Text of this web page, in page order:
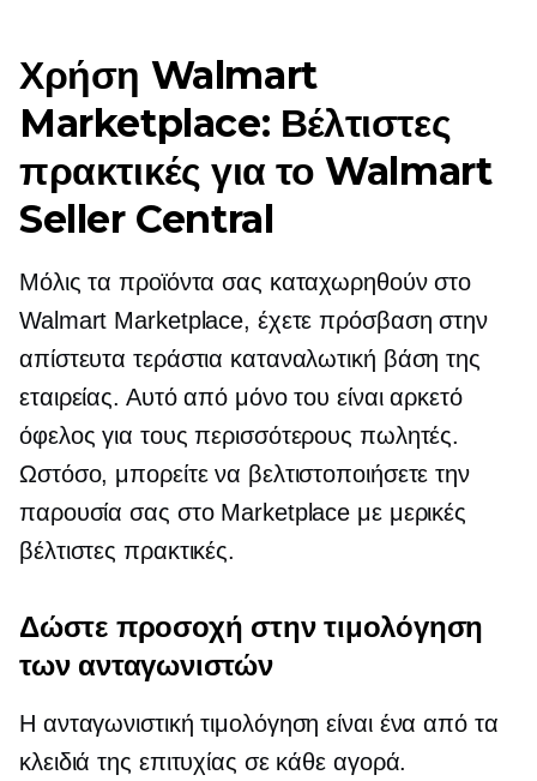
Χρήση Walmart
Marketplace: Βέλτιστες
πρακτικές για το Walmart
Seller Central
Μόλις τα προϊόντα σας καταχωρηθούν στο
Walmart Marketplace, έχετε πρόσβαση στην
απίστευτα τεράστια καταναλωτική βάση της
εταιρείας. Αυτό από μόνο του είναι αρκετό
όφελος για τους περισσότερους πωλητές.
Ωστόσο, μπορείτε να βελτιστοποιήσετε την
παρουσία σας στο Marketplace με μερικές
βέλτιστες πρακτικές.
Δώστε προσοχή στην τιμολόγηση
των ανταγωνιστών
Η ανταγωνιστική τιμολόγηση είναι ένα από τα
κλειδιά της επιτυχίας σε κάθε αγορά.